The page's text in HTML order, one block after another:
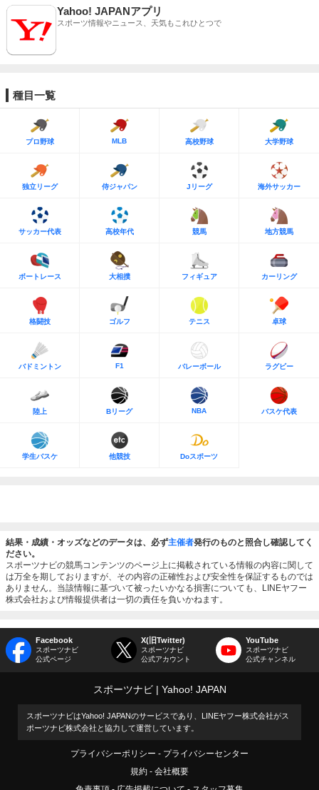
Yahoo! JAPANアプリ
スポーツ情報やニュース、天気もこれひとつで
種目一覧
プロ野球 MLB 高校野球 大学野球
独立リーグ 侍ジャパン Jリーグ 海外サッカー
サッカー代表 高校年代 競馬 地方競馬
ボートレース 大相撲 フィギュア カーリング
格闘技 ゴルフ テニス 卓球
バドミントン F1 バレーボール ラグビー
陸上 Bリーグ NBA バスケ代表
学生バスケ 他競技 Doスポーツ
結果・成績・オッズなどのデータは、必ず主催者発行のものと照合し確認してく
ださい。
スポーツナビの競馬コンテンツのページ上に掲載されている情報の内容に関して
は万全を期しておりますが、その内容の正確性および安全性を保証するものでは
ありません。当該情報に基づいて被ったいかなる損害についても、LINEヤフー
株式会社および情報提供者は一切の責任を負いかねます。
Facebook
スポーツナビ
公式ページ
X(旧Twitter)
スポーツナビ
公式アカウント
YouTube
スポーツナビ
公式チャンネル
スポーツナビ Yahoo! JAPAN
スポーツナビはYahoo! JAPANのサービスであり、LINEヤフー株式会社がス
ポーツナビ株式会社と協力して運営しています。
プライバシーポリシー
プライバシーセンター
規約
会社概要